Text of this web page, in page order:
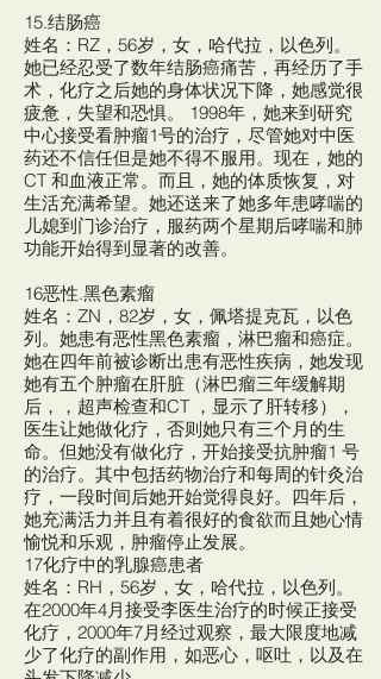
15.结肠癌
姓名：RZ，56岁，女，哈代拉，以色列。
她已经忍受了数年结肠癌痛苦，再经历了手
术，化疗之后她的身体状况下降，她感觉很
疲惫，失望和恐惧。 1998年，她来到研究
中心接受看肿瘤1号的治疗，尽管她对中医
药还不信任但是她不得不服用。现在，她的
CT 和血液正常。而且，她的体质恢复，对
生活充满希望。她还送来了她多年患哮喘的
儿媳到门诊治疗，服药两个星期后哮喘和肺
功能开始得到显著的改善。
16恶性.黑色素瘤
姓名：ZN，82岁，女，佩塔提克瓦，以色
列。她患有恶性黑色素瘤，淋巴瘤和癌症。
她在四年前被诊断出患有恶性疾病，她发现
她有五个肿瘤在肝脏（淋巴瘤三年缓解期
后，，超声检查和CT ，显示了肝转移），
医生让她做化疗，否则她只有三个月的生
命。但她没有做化疗，开始接受抗肿瘤1 号
的治疗。其中包括药物治疗和每周的针灸治
疗，一段时间后她开始觉得良好。四年后，
她充满活力并且有着很好的食欲而且她心情
愉悦和乐观，肿瘤停止发展。
17化疗中的乳腺癌患者
姓名：RH，56岁，女，哈代拉，以色列。
在2000年4月接受李医生治疗的时候正接受
化疗，2000年7月经过观察，最大限度地减
少了化疗的副作用，如恶心，呕吐，以及在